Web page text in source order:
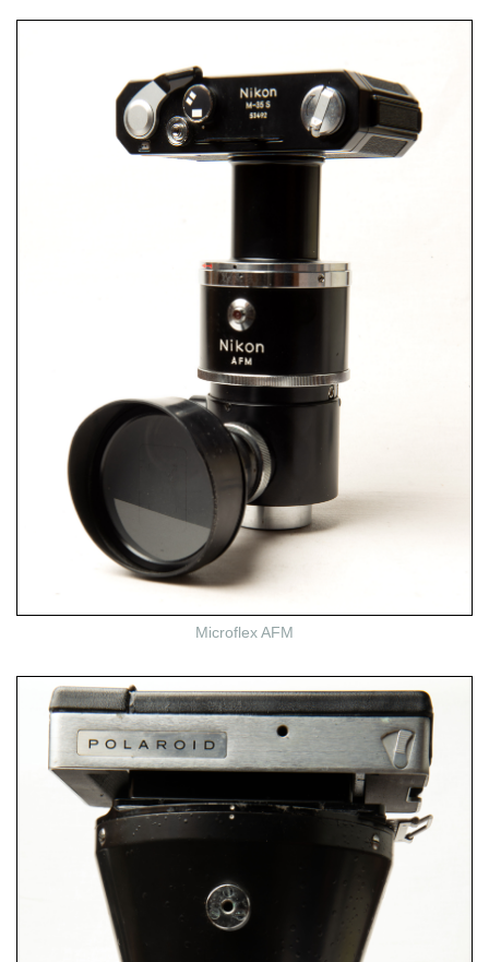
Microflex AFM